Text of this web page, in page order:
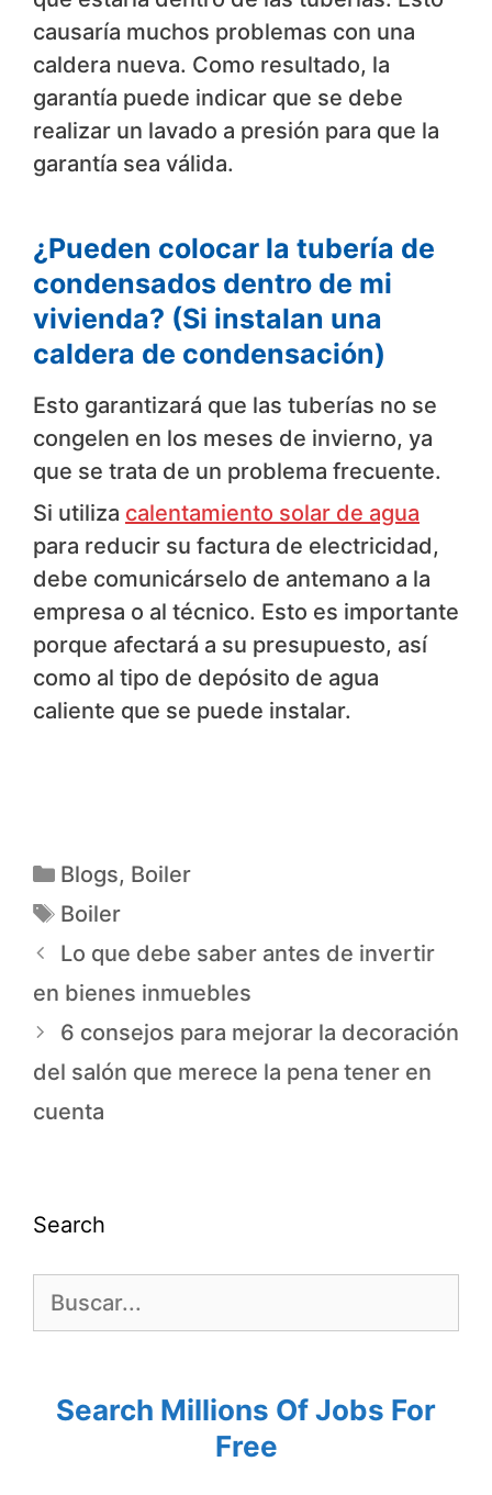
causaría muchos problemas con una
caldera nueva. Como resultado, la
garantía puede indicar que se debe
realizar un lavado a presión para que la
garantía sea válida.
¿Pueden colocar la tubería de
condensados dentro de mi
vivienda? (Si instalan una
caldera de condensación)
Esto garantizará que las tuberías no se
congelen en los meses de invierno, ya
que se trata de un problema frecuente.
Si utiliza calentamiento solar de agua
para reducir su factura de electricidad,
debe comunicárselo de antemano a la
empresa o al técnico. Esto es importante
porque afectará a su presupuesto, así
como al tipo de depósito de agua
caliente que se puede instalar.
Blogs, Boiler
Boiler
Lo que debe saber antes de invertir
en bienes inmuebles
6 consejos para mejorar la decoración
del salón que merece la pena tener en
cuenta
Search
Search Millions Of Jobs For
Free